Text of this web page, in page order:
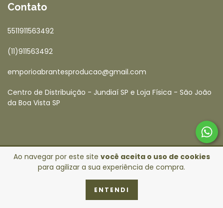
Ao navegar por este site você aceita o uso de cookies
para agilizar a sua experiência de compra.
ENTENDI
Contato
5511911563492
(11)911563492
emporioabrantesproducao@gmail.com
Centro de Distribuição - Jundiaí SP e Loja Física - São João
da Boa Vista SP
Copyright Empório Abrantes - 24125673000136 - 2026. Todos os
direitos reservados.